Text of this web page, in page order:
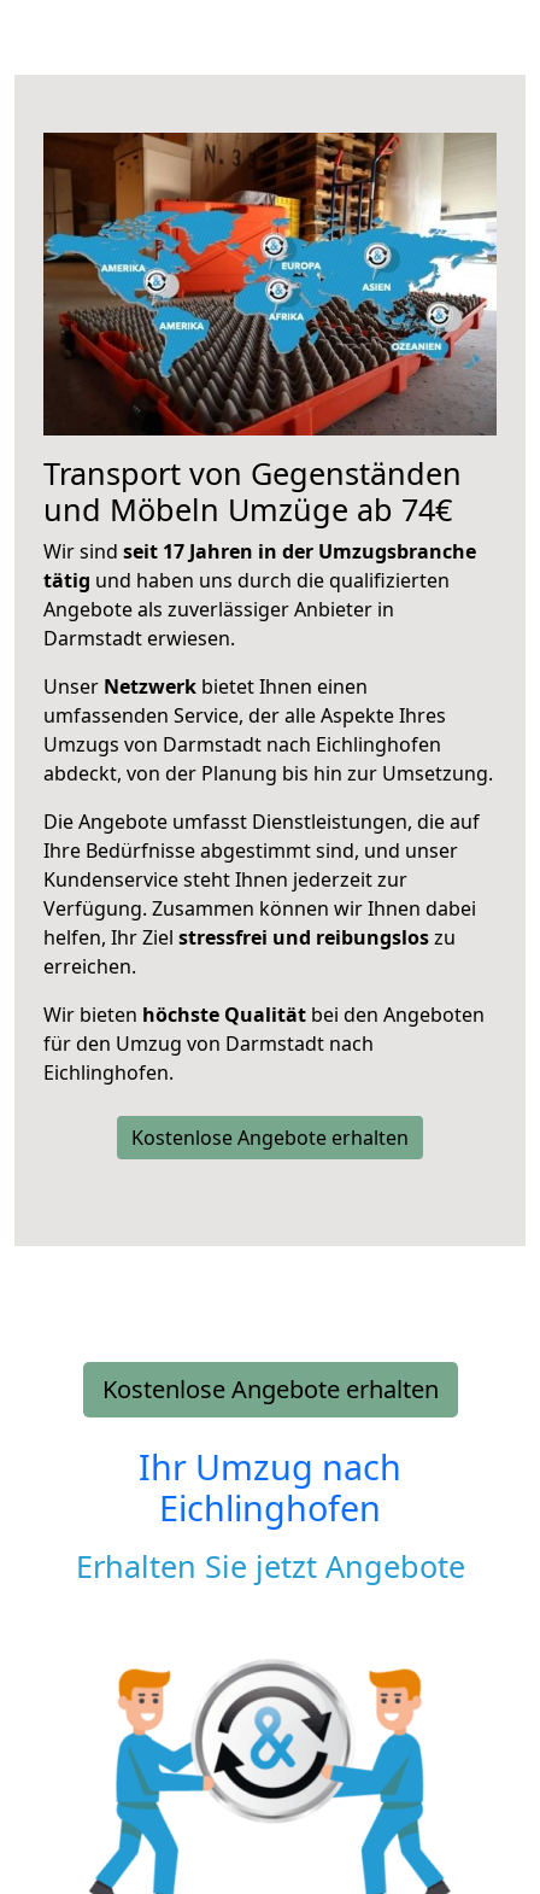
Transport von Gegenständen
und Möbeln Umzüge ab 74€
Wir sind seit 17 Jahren in der Umzugsbranche
tätig und haben uns durch die qualifizierten
Angebote als zuverlässiger Anbieter in
Darmstadt erwiesen.
Unser Netzwerk bietet Ihnen einen
umfassenden Service, der alle Aspekte Ihres
Umzugs von Darmstadt nach Eichlinghofen
abdeckt, von der Planung bis hin zur Umsetzung.
Die Angebote umfasst Dienstleistungen, die auf
Ihre Bedürfnisse abgestimmt sind, und unser
Kundenservice steht Ihnen jederzeit zur
Verfügung. Zusammen können wir Ihnen dabei
helfen, Ihr Ziel stressfrei und reibungsloszu
erreichen.
Wir bieten höchste Qualität bei den Angeboten
für den Umzug von Darmstadt nach
Eichlinghofen.
Kostenlose Angebote erhalten
Kostenlose Angebote erhalten
Ihr Umzug nach
Eichlinghofen
Erhalten Sie jetzt Angebote